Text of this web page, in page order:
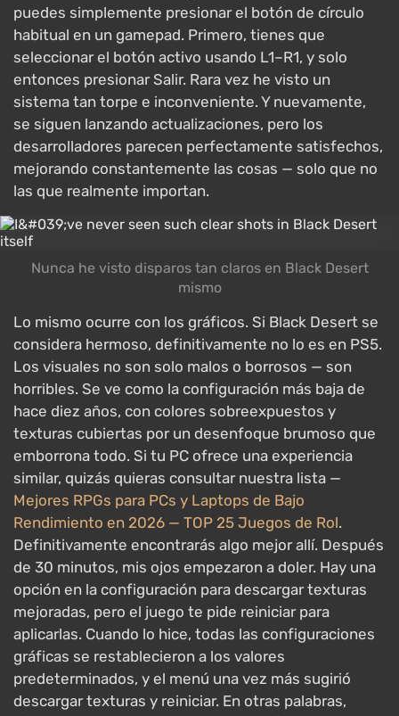
puedes simplemente presionar el botón de círculo
habitual en un gamepad. Primero, tienes que
seleccionar el botón activo usando L1–R1, y solo
entonces presionar Salir. Rara vez he visto un
sistema tan torpe e inconveniente. Y nuevamente,
se siguen lanzando actualizaciones, pero los
desarrolladores parecen perfectamente satisfechos,
mejorando constantemente las cosas — solo que no
las que realmente importan.
Nunca he visto disparos tan claros en Black Desert
mismo
Lo mismo ocurre con los gráficos. Si Black Desert se
considera hermoso, definitivamente no lo es en PS5.
Los visuales no son solo malos o borrosos — son
horribles. Se ve como la configuración más baja de
hace diez años, con colores sobreexpuestos y
texturas cubiertas por un desenfoque brumoso que
emborrona todo. Si tu PC ofrece una experiencia
similar, quizás quieras consultar nuestra lista —
Mejores RPGs para PCs y Laptops de Bajo
Rendimiento en 2026 — TOP 25 Juegos de Rol.
Definitivamente encontrarás algo mejor allí. Después
de 30 minutos, mis ojos empezaron a doler. Hay una
opción en la configuración para descargar texturas
mejoradas, pero el juego te pide reiniciar para
aplicarlas. Cuando lo hice, todas las configuraciones
gráficas se restablecieron a los valores
predeterminados, y el menú una vez más sugirió
descargar texturas y reiniciar. En otras palabras,